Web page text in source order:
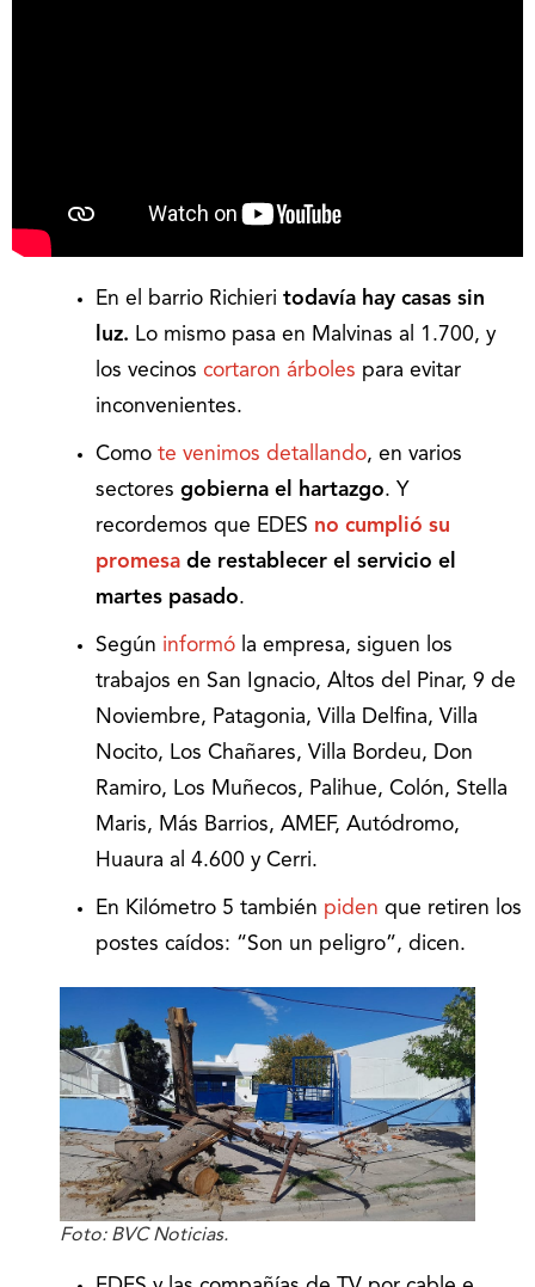
En el barrio Richieri todavía hay casas sin
luz. Lo mismo pasa en Malvinas al 1.700, y
los vecinos cortaron árboles para evitar
inconvenientes.
Como te venimos detallando, en varios
sectores gobierna el hartazgo. Y
recordemos que EDES no cumplió su
promesa de restablecer el servicio el
martes pasado.
Según informó la empresa, siguen los
trabajos en San Ignacio, Altos del Pinar, 9 de
Noviembre, Patagonia, Villa Delfina, Villa
Nocito, Los Chañares, Villa Bordeu, Don
Ramiro, Los Muñecos, Palihue, Colón, Stella
Maris, Más Barrios, AMEF, Autódromo,
Huaura al 4.600 y Cerri.
En Kilómetro 5 también piden que retiren los
postes caídos: “Son un peligro”, dicen.
Foto: BVC Noticias.